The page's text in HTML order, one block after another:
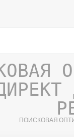
ПОИСКОВАЯ